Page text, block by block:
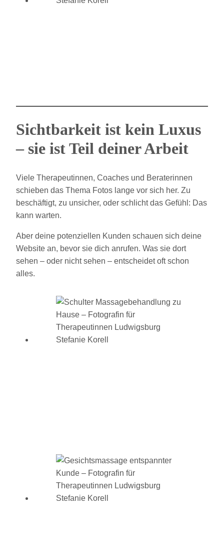
Sichtbarkeit ist kein Luxus
– sie ist Teil deiner Arbeit
Viele Therapeutinnen, Coaches und Beraterinnen
schieben das Thema Fotos lange vor sich her. Zu
beschäftigt, zu unsicher, oder schlicht das Gefühl: Das
kann warten.
Aber deine potenziellen Kunden schauen sich deine
Website an, bevor sie dich anrufen. Was sie dort
sehen – oder nicht sehen – entscheidet oft schon
alles.